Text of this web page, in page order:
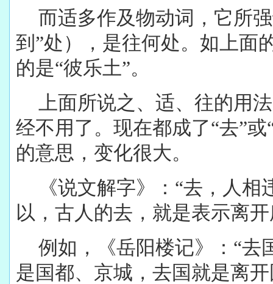
而适多作及物动词，它所
到”处），是往何处。如上面
的是“彼乐土”。
上面所说之、适、往的用
经不用了。现在都成了“去”
的意思，变化很大。
《说文解字》：“去，人
以，古人的去，就是表示离
例如，《岳阳楼记》：“去
是国都、京城，去国就是离